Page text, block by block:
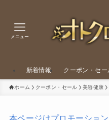
メニュー
新着情報 クーポン・セー
ホーム クーポン・セール 美容健康
本ページはプロモーショ